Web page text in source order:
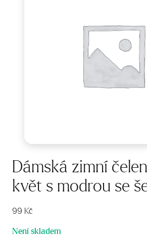
Dámská zimní
květ s modrou se
99 Kč
Není skladem